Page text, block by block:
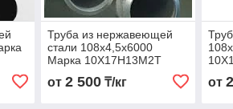
Труба из нержавеющей
стали 108х4,5х6000
Марка 10Х17Н13М2Т
от 2 500₸/кг от